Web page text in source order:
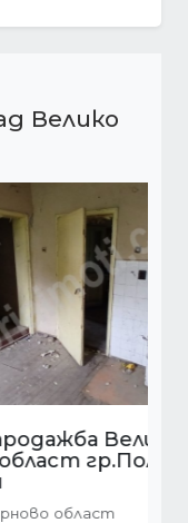
Велико